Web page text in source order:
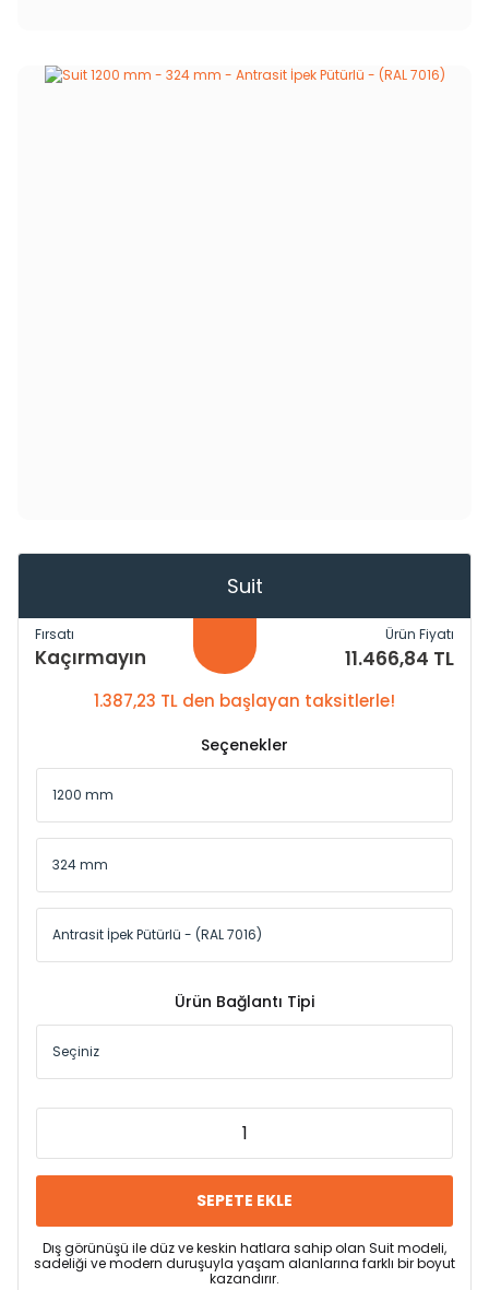
Suit
Fırsatı
Kaçırmayın
Ürün Fiyatı
11.466,84 TL
1.387,23 TL den başlayan taksitlerle!
Seçenekler
Ürün Bağlantı Tipi
SEPETE EKLE
Dış görünüşü ile düz ve keskin hatlara sahip olan Suit modeli,
sadeliği ve modern duruşuyla yaşam alanlarına farklı bir boyut
kazandırır.